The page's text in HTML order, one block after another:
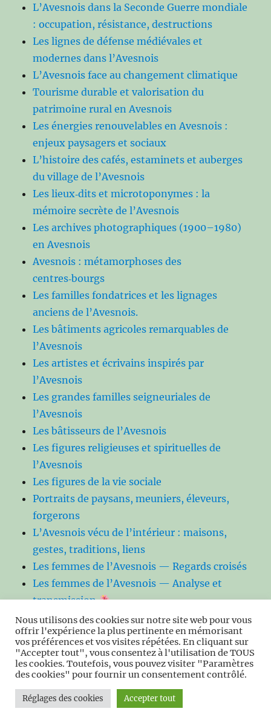
L’Avesnois dans la Seconde Guerre mondiale
: occupation, résistance, destructions
Les lignes de défense médiévales et
modernes dans l’Avesnois
L’Avesnois face au changement climatique
Tourisme durable et valorisation du
patrimoine rural en Avesnois
Les énergies renouvelables en Avesnois :
enjeux paysagers et sociaux
L’histoire des cafés, estaminets et auberges
du village de l’Avesnois
Les lieux‑dits et microtoponymes : la
mémoire secrète de l’Avesnois
Les archives photographiques (1900–1980)
en Avesnois
Avesnois : métamorphoses des
centres‑bourgs
Les familles fondatrices et les lignages
anciens de l’Avesnois.
Les bâtiments agricoles remarquables de
l’Avesnois
Les artistes et écrivains inspirés par
l’Avesnois
Les grandes familles seigneuriales de
l’Avesnois
Les bâtisseurs de l’Avesnois
Les figures religieuses et spirituelles de
l’Avesnois
Les figures de la vie sociale
Portraits de paysans, meuniers, éleveurs,
forgerons
L’Avesnois vécu de l’intérieur : maisons,
gestes, traditions, liens
Les femmes de l’Avesnois — Regards croisés
Les femmes de l’Avesnois — Analyse et
transmission
Femmes de l’Avesnois — Histoire, portraits
et héritages
Les inventeurs, artisans et industriels
méconnus
Biographies enrichies.
Nous utilisons des cookies sur notre site web pour vous
offrir l'expérience la plus pertinente en mémorisant
vos préférences et vos visites répétées. En cliquant sur
"Accepter tout", vous consentez à l'utilisation de TOUS
les cookies. Toutefois, vous pouvez visiter "Paramètres
des cookies" pour fournir un consentement contrôlé.
Réglages des cookies Accepter tout